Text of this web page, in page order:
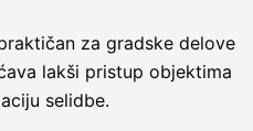
za gradske delove
lakši pristup objektima
selidbe.